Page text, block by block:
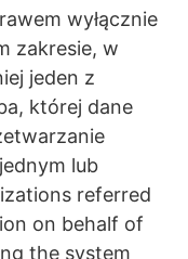
wyłącznie
zakresie, w
jeden z
której dane
lub
referred
on behalf of
the system